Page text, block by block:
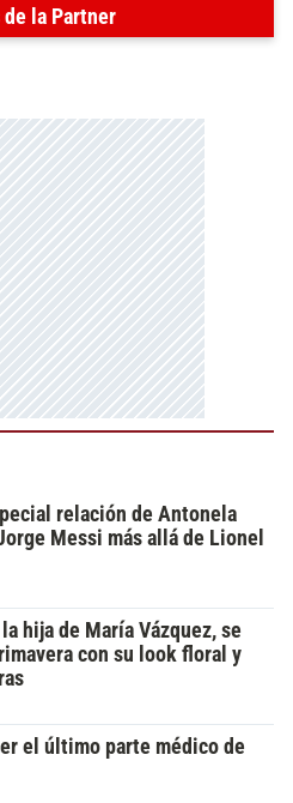
de la Partner
relación de Antonela
Messi más allá de Lionel
hija de María Vázquez, se
con su look floral y
el último parte médico de